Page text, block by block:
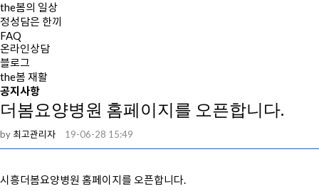
the봄의 일상
정성담은 한끼
FAQ
온라인상담
블로그
the봄 재활
공지사항
더봄요양병원 홈페이지를 오픈합니다.
by 최고관리자 19-06-28 15:49
시흥더봄요양병원 홈페이지를 오픈합니다.